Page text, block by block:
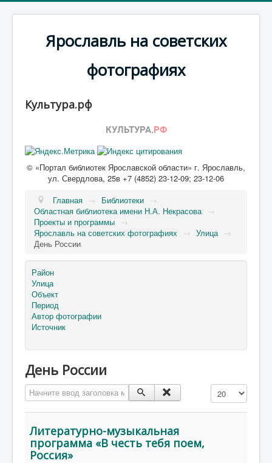
Ярославль на советских
фотографиях
Культура.рф
© «Портал библиотек Ярославской области» г. Ярославль,
ул. Свердлова, 25в +7 (4852) 23-12-09; 23-12-06
Главная → Библиотеки →
Областная библиотека имени Н.А. Некрасова →
Проекты и программы →
Ярославль на советских фотографиях
→ Улица →
День России
Район
Улица
Объект
Период
Автор фотографии
Источник
День России
Начните ввод заголовка метки Кол-во строк:
Литературно-музыкальная
программа «В честь тебя поем,
Россия»